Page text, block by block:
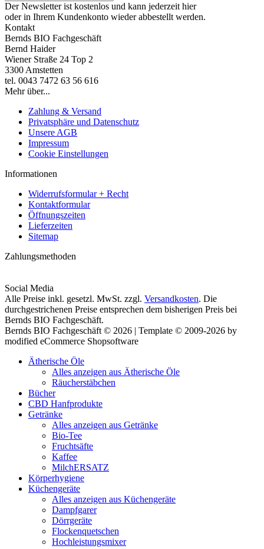
Der Newsletter ist kostenlos und kann jederzeit hier
oder in Ihrem Kundenkonto wieder abbestellt werden.
Kontakt
Bernds BIO Fachgeschäft
Bernd Haider
Wiener Straße 24 Top 2
3300 Amstetten
tel. 0043 7472 63 56 616
Mehr über...
Zahlung & Versand
Privatsphäre und Datenschutz
Unsere AGB
Impressum
Cookie Einstellungen
Informationen
Widerrufsformular + Recht
Kontaktformular
Öffnungszeiten
Lieferzeiten
Sitemap
Zahlungsmethoden
Social Media
Alle Preise inkl. gesetzl. MwSt. zzgl. Versandkosten. Die
durchgestrichenen Preise entsprechen dem bisherigen Preis bei
Bernds BIO Fachgeschäft.
Bernds BIO Fachgeschäft © 2026 | Template © 2009-2026 by
modified eCommerce Shopsoftware
Ätherische Öle
Alles anzeigen aus Ätherische Öle
Räucherstäbchen
Bücher
CBD Hanfprodukte
Getränke
Alles anzeigen aus Getränke
Bio-Tee
Fruchtsäfte
Kaffee
MilchERSATZ
Körperhygiene
Küchengeräte
Alles anzeigen aus Küchengeräte
Dampfgarer
Dörrgeräte
Flockenquetschen
Hochleistungsmixer